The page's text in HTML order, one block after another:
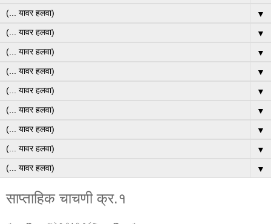
▼
▼
▼
▼
▼
▼
▼
▼
▼
साप्ताहिक चाचणी क्र.१